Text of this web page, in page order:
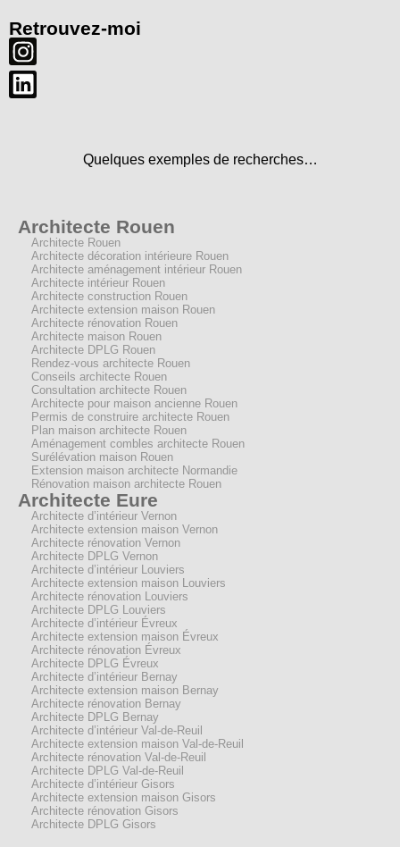
Retrouvez-moi
Quelques exemples de recherches…
Architecte Rouen
Architecte Rouen
Architecte décoration intérieure Rouen
Architecte aménagement intérieur Rouen
Architecte intérieur Rouen
Architecte construction Rouen
Architecte extension maison Rouen
Architecte rénovation Rouen
Architecte maison Rouen
Architecte DPLG Rouen
Rendez-vous architecte Rouen
Conseils architecte Rouen
Consultation architecte Rouen
Architecte pour maison ancienne Rouen
Permis de construire architecte Rouen
Plan maison architecte Rouen
Aménagement combles architecte Rouen
Surélévation maison Rouen
Extension maison architecte Normandie
Rénovation maison architecte Rouen
Architecte Eure
Architecte d’intérieur Vernon
Architecte extension maison Vernon
Architecte rénovation Vernon
Architecte DPLG Vernon
Architecte d’intérieur Louviers
Architecte extension maison Louviers
Architecte rénovation Louviers
Architecte DPLG Louviers
Architecte d’intérieur Évreux
Architecte extension maison Évreux
Architecte rénovation Évreux
Architecte DPLG Évreux
Architecte d’intérieur Bernay
Architecte extension maison Bernay
Architecte rénovation Bernay
Architecte DPLG Bernay
Architecte d’intérieur Val-de-Reuil
Architecte extension maison Val-de-Reuil
Architecte rénovation Val-de-Reuil
Architecte DPLG Val-de-Reuil
Architecte d’intérieur Gisors
Architecte extension maison Gisors
Architecte rénovation Gisors
Architecte DPLG Gisors